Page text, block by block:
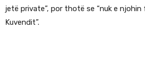
jetë private”, por thotë se “nuk e njohin
Kuvendit”.